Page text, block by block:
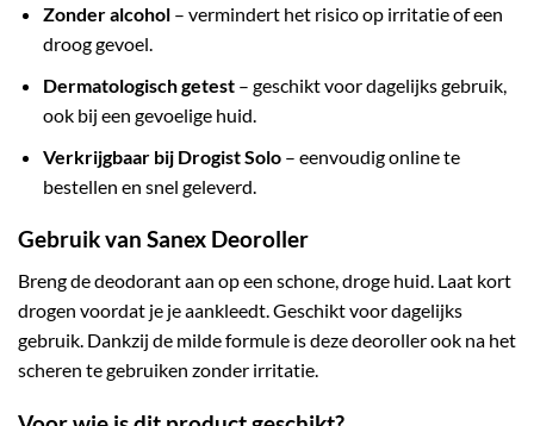
Zonder alcohol– vermindert het risico op irritatie of een
droog gevoel.
Dermatologisch getest– geschikt voor dagelijks gebruik,
ook bij een gevoelige huid.
Verkrijgbaar bij Drogist Solo– eenvoudig online te
bestellen en snel geleverd.
Gebruik van Sanex Deoroller
Breng de deodorant aan op een schone, droge huid. Laat kort
drogen voordat je je aankleedt. Geschikt voor dagelijks
gebruik. Dankzij de milde formule is deze deoroller ook na het
scheren te gebruiken zonder irritatie.